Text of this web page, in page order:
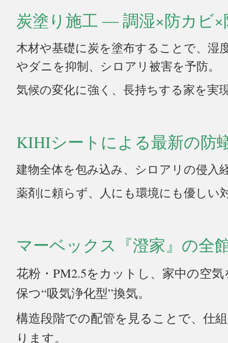
炭塗り施工 ― 調湿×防カビ×
木材や基礎に炭を塗布することで、 湿
やダニを抑制、シロアリ被害を予防。
気候の変化に強く、長持ちする家を実
KIHIシートによる最新の防
建物全体を包み込み、シロアリの侵入
薬剤に頼らず、人にも環境にも優しい
マーベックス『澄家』の全
花粉・PM2.5をカットし、家中の空
保つ“吸気浄化型”換気。
構造段階での配管を見ることで、仕
ります。